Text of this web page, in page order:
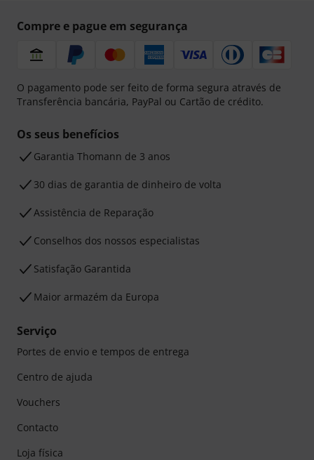
Compre e pague em segurança
O pagamento pode ser feito de forma segura através de
Transferência bancária, PayPal ou Cartão de crédito.
Os seus benefícios
Garantia Thomann de 3 anos
30 dias de garantia de dinheiro de volta
Assistência de Reparação
Conselhos dos nossos especialistas
Satisfação Garantida
Maior armazém da Europa
Serviço
Portes de envio e tempos de entrega
Centro de ajuda
Vouchers
Contacto
Loja física